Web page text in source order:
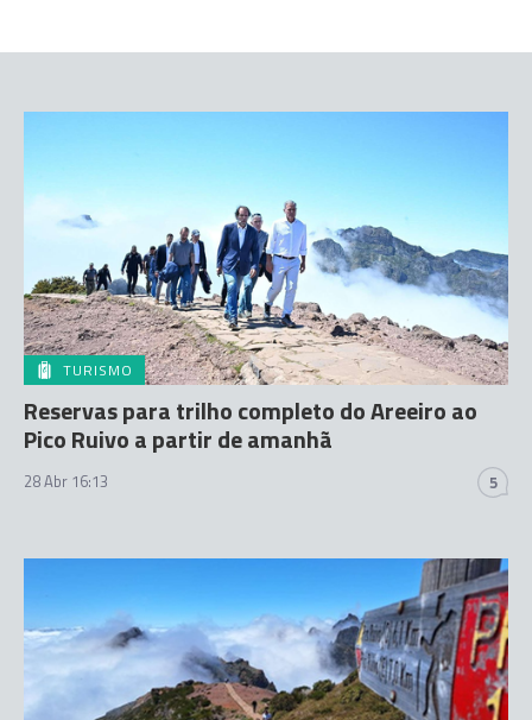
TURISMO
Reservas para trilho completo do Areeiro ao
Pico Ruivo a partir de amanhã
28 Abr 16:13 5